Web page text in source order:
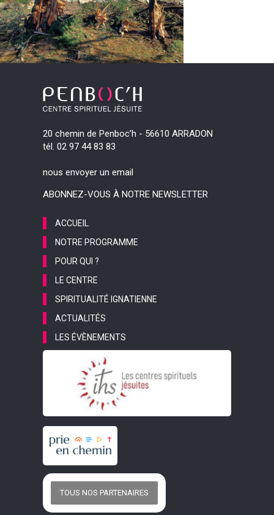
20 chemin de Penboc’h - 56610 ARRADON
tél. 02 97 44 83 83
nous envoyer un email
ABONNEZ-VOUS À NOTRE NEWSLETTER
ACCUEIL
NOTRE PROGRAMME
POUR QUI ?
LE CENTRE
SPIRITUALITÉ IGNATIENNE
ACTUALITÉS
LES ÉVÈNEMENTS
TOUS NOS PARTENAIRES